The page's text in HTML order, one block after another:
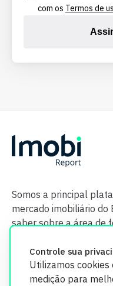
Controle sua
Utilizamos
medição para
com os Termos de
Somos a principal
mercado imobiliário do
saber sobre a área de